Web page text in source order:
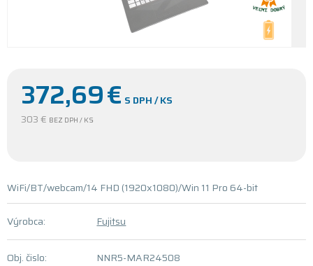
372,69€ S DPH / KS
303 € BEZ DPH / KS
WiFi/BT/webcam/14 FHD (1920x1080)/Win 11 Pro 64-bit
Výrobca: Fujitsu
Obj. čislo: NNR5-MAR24508